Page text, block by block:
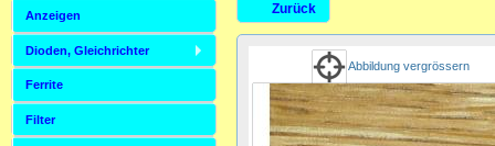
Zurück
Abbildung vergrössern
Anzeigen
Dioden, Gleichrichter
Ferrite
Filter